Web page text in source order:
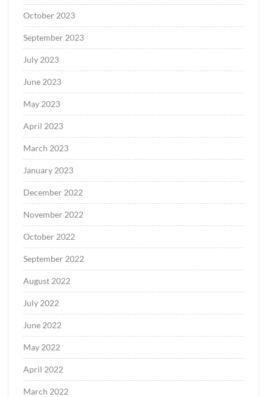
October 2023
September 2023
July 2023
June 2023
May 2023
April 2023
March 2023
January 2023
December 2022
November 2022
October 2022
September 2022
August 2022
July 2022
June 2022
May 2022
April 2022
March 2022